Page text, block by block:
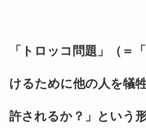
「トロッコ問題」（＝
けるために他の人を犠
許されるか？」という